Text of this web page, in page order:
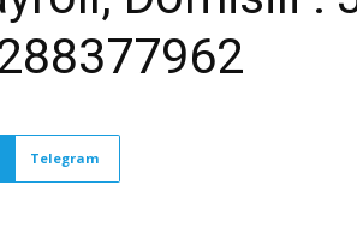
Telegram